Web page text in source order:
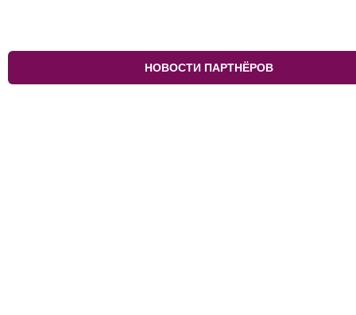
НОВОСТИ ПАРТНЁРОВ